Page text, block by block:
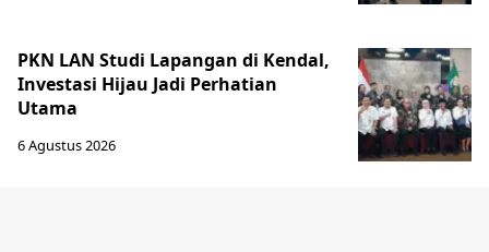
PKN LAN Studi Lapangan di Kendal,
Investasi Hijau Jadi Perhatian
Utama
6 Agustus 2026